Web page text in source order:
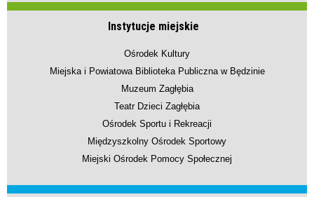
Instytucje miejskie
Ośrodek Kultury
Miejska i Powiatowa Biblioteka Publiczna w Będzinie
Muzeum Zagłębia
Teatr Dzieci Zagłębia
Ośrodek Sportu i Rekreacji
Międzyszkolny Ośrodek Sportowy
Miejski Ośrodek Pomocy Społecznej